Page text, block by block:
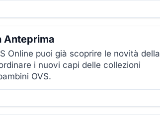
Anteprima
Online puoi già scoprire le novità della
i nuovi capi delle collezioni
OVS.